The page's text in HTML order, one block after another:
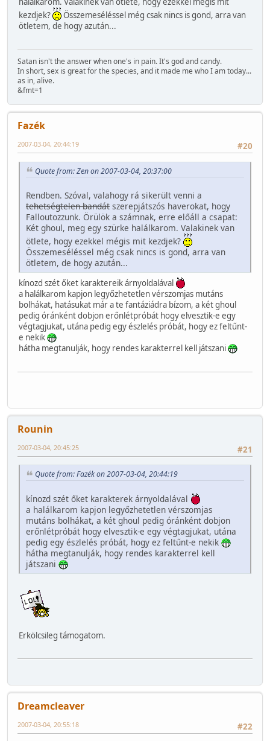
kezdjek?
Összemeséléssel még csak nincs is gond, arra van
ötletem, de hogy azután...
Satan isn't the answer when one's in pain. It's god and candy.
In short, sex is great for the species, and it made me who I am today...
as in, alive.
&fmt=1
Fazék
#20
2007-03-04, 20:44:19
Quote from: Zen on 2007-03-04, 20:37:00
Rendben. Szóval, valahogy rá sikerült venni a
tehetségtelen bandát szerepjátszós haverokat, hogy
Falloutozzunk. Örülök a számnak, erre előáll a csapat:
Két ghoul, meg egy szürke halálkarom. Valakinek van
ötlete, hogy ezekkel mégis mit kezdjek?
Összemeséléssel még csak nincs is gond, arra van
ötletem, de hogy azután...
kínozd szét őket karaktereik árnyoldalával
a halálkarom kapjon legyőzhetetlen vérszomjas mutáns
bolhákat, hatásukat már a te fantáziádra bízom, a két ghoul
pedig óránként dobjon erőnlétpróbát hogy elvesztik-e egy
végtagjukat, utána pedig egy észlelés próbát, hogy ez feltűnt-
e nekik
hátha megtanulják, hogy rendes karakterrel kell játszani
Rounin
#21
2007-03-04, 20:45:25
Quote from: Fazék on 2007-03-04, 20:44:19
kínozd szét őket karakterek árnyoldalával
a halálkarom kapjon legyőzhetetlen vérszomjas
mutáns bolhákat, a két ghoul pedig óránként dobjon
erőnlétpróbát hogy elvesztik-e egy végtagjukat, utána
pedig egy észlelés próbát, hogy ez feltűnt-e nekik
hátha megtanulják, hogy rendes karakterrel kell
játszani
Erkölcsileg támogatom.
Dreamcleaver
#22
2007-03-04, 20:55:18